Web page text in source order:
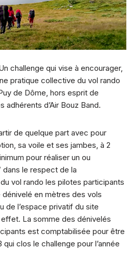
challenge qui vise à encourager,
pratique collective du vol rando
de Dôme, hors esprit de
d’Air Bouz Band.
de quelque part avec pour
sa voile et ses jambes, à 2
pour réaliser un ou
dans le respect de la
vol rando les pilotes participants
dénivelé en mètres des vols
de l’espace privatif du site
La somme des dénivelés
est comptabilisée pour être
qui clos le challenge pour l’année